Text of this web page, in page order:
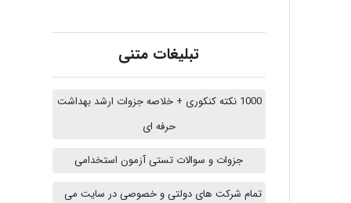
emami
تبلیغات متنی
1000 نکته کنکوری + خلاصه جزوات ارشد بهداشت
حرفه ای
جزوات و سوالات تستی آزمون استخدامی
تمام شرکت های دولتی و خصوصی در سایت می